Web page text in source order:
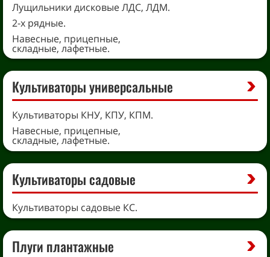
Лущильники дисковые ЛДС, ЛДМ.
2-х рядные.
Навесные, прицепные,
складные, лафетные.
Культиваторы универсальные
Культиваторы КНУ, КПУ, КПМ.
Навесные, прицепные,
складные, лафетные.
Культиваторы садовые
Культиваторы садовые КС.
Плуги плантажные